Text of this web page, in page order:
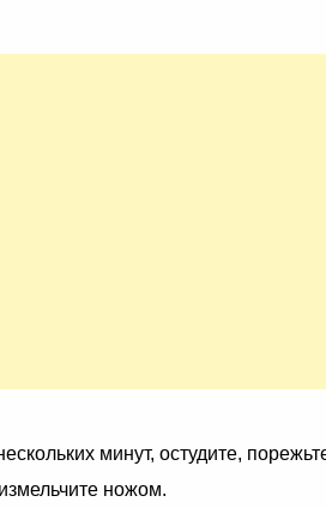
минут, остудите,
ножом.